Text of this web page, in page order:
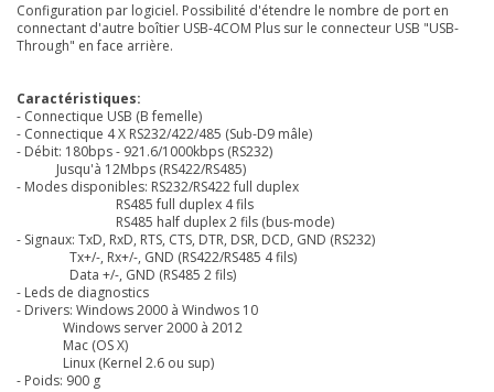
Configuration par logiciel. Possibilité d'étendre le nombre de port en
connectant d'autre boîtier USB-4COM Plus sur le connecteur USB "USB-
Through" en face arrière.
Caractéristiques:
- Connectique USB (B femelle)
- Connectique 4 X RS232/422/485 (Sub-D9 mâle)
- Débit: 180bps - 921.6/1000kbps (RS232)
Jusqu'à 12Mbps (RS422/RS485)
- Modes disponibles: RS232/RS422 full duplex
RS485 full duplex 4 fils
RS485 half duplex 2 fils (bus-mode)
- Signaux: TxD, RxD, RTS, CTS, DTR, DSR, DCD, GND (RS232)
Tx+/-, Rx+/-, GND (RS422/RS485 4 fils)
Data +/-, GND (RS485 2 fils)
- Leds de diagnostics
- Drivers: Windows 2000 à Windwos 10
Windows server 2000 à 2012
Mac (OS X)
Linux (Kernel 2.6 ou sup)
- Poids: 900 g